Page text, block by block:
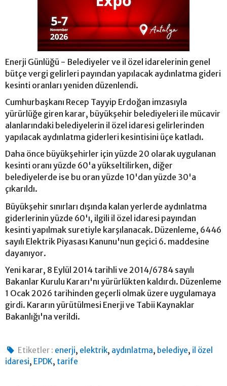
Enerji Günlüğü - Belediyeler ve il özel idarelerinin genel
bütçe vergi gelirleri payından yapılacak aydınlatma gideri
kesinti oranları yeniden düzenlendi.
Cumhurbaşkanı Recep Tayyip Erdoğan imzasıyla
yürürlüğe giren karar, büyükşehir belediyeleri ile mücavir
alanlarındaki belediyelerin il özel idaresi gelirlerinden
yapılacak aydınlatma giderleri kesintisini üçe katladı.
Daha önce büyükşehirler için yüzde 20 olarak uygulanan
kesinti oranı yüzde 60'a yükseltilirken, diğer
belediyelerde ise bu oran yüzde 10'dan yüzde 30'a
çıkarıldı.
Büyükşehir sınırları dışında kalan yerlerde aydınlatma
giderlerinin yüzde 60'ı, ilgili il özel idaresi payından
kesinti yapılmak suretiyle karşılanacak. Düzenleme, 6446
sayılı Elektrik Piyasası Kanunu'nun geçici 6. maddesine
dayanıyor.
Yeni karar, 8 Eylül 2014 tarihli ve 2014/6784 sayılı
Bakanlar Kurulu Kararı'nı yürürlükten kaldırdı. Düzenleme
1 Ocak 2026 tarihinden geçerli olmak üzere uygulamaya
girdi. Kararın yürütülmesi Enerji ve Tabii Kaynaklar
Bakanlığı'na verildi.
Etiketler : enerji, elektrik, aydınlatma, belediye, il özel
idaresi, EPDK, tarife